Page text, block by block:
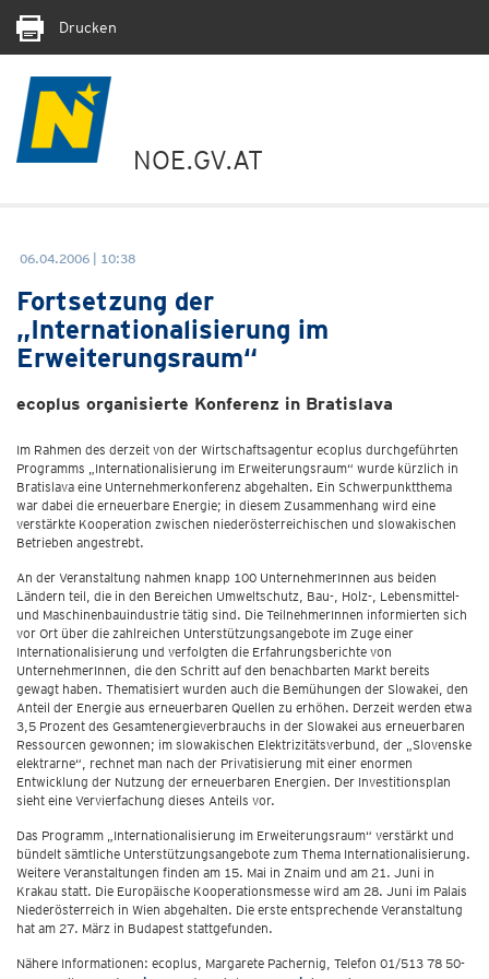
Drucken
NOE.GV.AT
06.04.2006 | 10:38
Fortsetzung der
„Internationalisierung im
Erweiterungsraum“
ecoplus organisierte Konferenz in Bratislava
Im Rahmen des derzeit von der Wirtschaftsagentur ecoplus durchgeführten
Programms „Internationalisierung im Erweiterungsraum“ wurde kürzlich in
Bratislava eine Unternehmerkonferenz abgehalten. Ein Schwerpunktthema
war dabei die erneuerbare Energie; in diesem Zusammenhang wird eine
verstärkte Kooperation zwischen niederösterreichischen und slowakischen
Betrieben angestrebt.
An der Veranstaltung nahmen knapp 100 UnternehmerInnen aus beiden
Ländern teil, die in den Bereichen Umweltschutz, Bau-, Holz-, Lebensmittel-
und Maschinenbauindustrie tätig sind. Die TeilnehmerInnen informierten sich
vor Ort über die zahlreichen Unterstützungsangebote im Zuge einer
Internationalisierung und verfolgten die Erfahrungsberichte von
UnternehmerInnen, die den Schritt auf den benachbarten Markt bereits
gewagt haben. Thematisiert wurden auch die Bemühungen der Slowakei, den
Anteil der Energie aus erneuerbaren Quellen zu erhöhen. Derzeit werden etwa
3,5 Prozent des Gesamtenergieverbrauchs in der Slowakei aus erneuerbaren
Ressourcen gewonnen; im slowakischen Elektrizitätsverbund, der „Slovenske
elektrarne“, rechnet man nach der Privatisierung mit einer enormen
Entwicklung der Nutzung der erneuerbaren Energien. Der Investitionsplan
sieht eine Vervierfachung dieses Anteils vor.
Das Programm „Internationalisierung im Erweiterungsraum“ verstärkt und
bündelt sämtliche Unterstützungsangebote zum Thema Internationalisierung.
Weitere Veranstaltungen finden am 15. Mai in Znaim und am 21. Juni in
Krakau statt. Die Europäische Kooperationsmesse wird am 28. Juni im Palais
Niederösterreich in Wien abgehalten. Die erste entsprechende Veranstaltung
hat am 27. März in Budapest stattgefunden.
Nähere Informationen: ecoplus, Margarete Pachernig, Telefon 01/513 78 50-